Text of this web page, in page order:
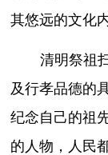
其悠远的文化
清明祭祖
及行孝品德的
纪念自己的祖
的人物，人民